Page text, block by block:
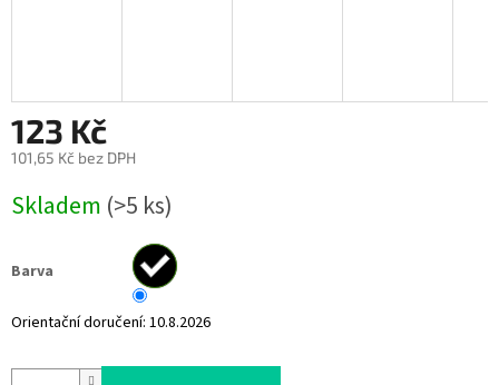
123 Kč
101,65 Kč bez DPH
cena:
Skladem (>5 ks)
Barva
Orientační doručení: 10.8.2026